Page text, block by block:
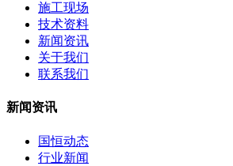
施工现场
技术资料
新闻资讯
关于我们
联系我们
新闻资讯
国恒动态
行业新闻